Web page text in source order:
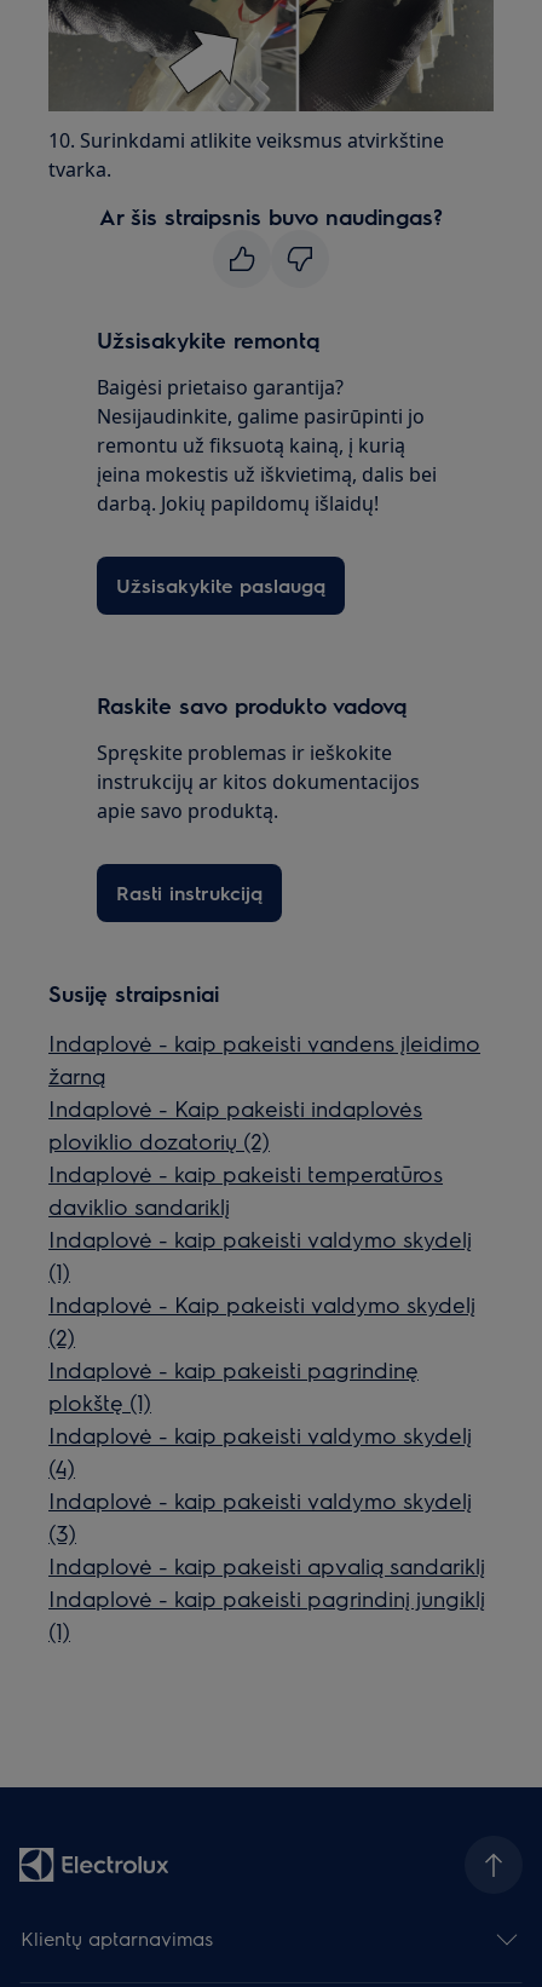
10. Surinkdami atlikite veiksmus atvirkštine
tvarka.
Ar šis straipsnis buvo naudingas?
Užsisakykite remontą
Baigėsi prietaiso garantija?
Nesijaudinkite, galime pasirūpinti jo
remontu už fiksuotą kainą, į kurią
įeina mokestis už iškvietimą, dalis bei
darbą. Jokių papildomų išlaidų!
Užsisakykite paslaugą
Raskite savo produkto vadovą
Spręskite problemas ir ieškokite
instrukcijų ar kitos dokumentacijos
apie savo produktą.
Rasti instrukciją
Susiję straipsniai
Indaplovė - kaip pakeisti vandens įleidimo
žarną
Indaplovė - Kaip pakeisti indaplovės
ploviklio dozatorių (2)
Indaplovė - kaip pakeisti temperatūros
daviklio sandariklį
Indaplovė - kaip pakeisti valdymo skydelį
(1)
Indaplovė - Kaip pakeisti valdymo skydelį
(2)
Indaplovė - kaip pakeisti pagrindinę
plokštę (1)
Indaplovė - kaip pakeisti valdymo skydelį
(4)
Indaplovė - kaip pakeisti valdymo skydelį
(3)
Indaplovė - kaip pakeisti apvalią sandariklį
Indaplovė - kaip pakeisti pagrindinį jungiklį
(1)
Klientų aptarnavimas